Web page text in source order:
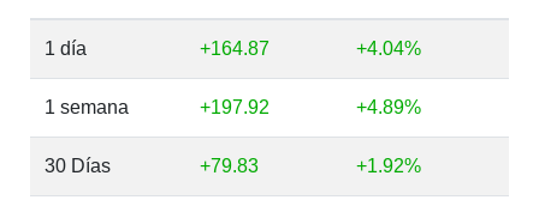
1 día +164.87 +4.04%
1 semana +197.92 +4.89%
30 Días +79.83 +1.92%